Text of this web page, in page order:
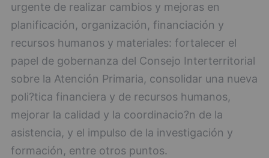
urgente de realizar cambios y mejoras en
planificación, organización, financiación y
recursos humanos y materiales: fortalecer el
papel de gobernanza del Consejo Interterritorial
sobre la Atención Primaria, consolidar una nueva
poli?tica financiera y de recursos humanos,
mejorar la calidad y la coordinacio?n de la
asistencia, y el impulso de la investigación y
formación, entre otros puntos.